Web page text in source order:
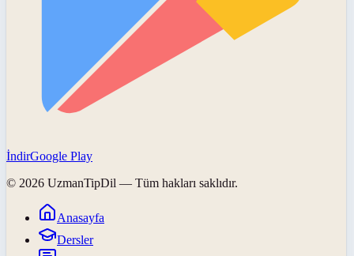
İndirGoogle Play
© 2026 UzmanTipDil — Tüm hakları saklıdır.
Anasayfa
Dersler